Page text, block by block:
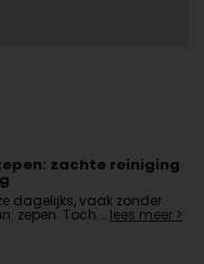
zachte reiniging
dagelijks, vaak zonder
zepen. Toch … lees meer >